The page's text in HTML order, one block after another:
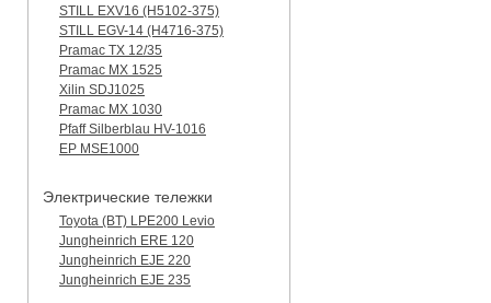
STILL EXV16 (H5102-375)
STILL EGV-14 (H4716-375)
Pramac TX 12/35
Pramac MX 1525
Xilin SDJ1025
Pramac MX 1030
Pfaff Silberblau HV-1016
EP MSE1000
Электрические тележки
Toyota (BT) LPE200 Levio
Jungheinrich ERE 120
Jungheinrich EJE 220
Jungheinrich EJE 235